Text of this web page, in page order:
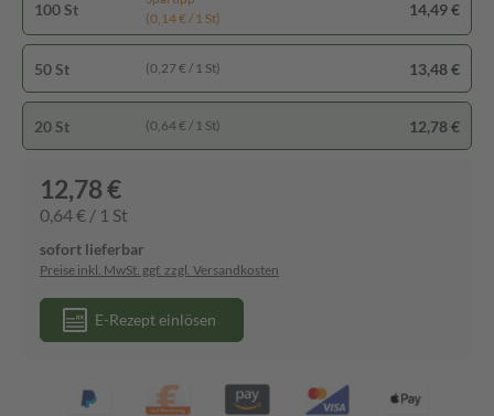
100 St
(0,14 € / 1 St)
14,49 €
50 St (0,27 € / 1 St) 13,48 €
20 St (0,64 € / 1 St) 12,78 €
12,78 €
0,64 € / 1 St
sofort lieferbar
Preise inkl. MwSt. ggf. zzgl. Versandkosten
E-Rezept einlösen